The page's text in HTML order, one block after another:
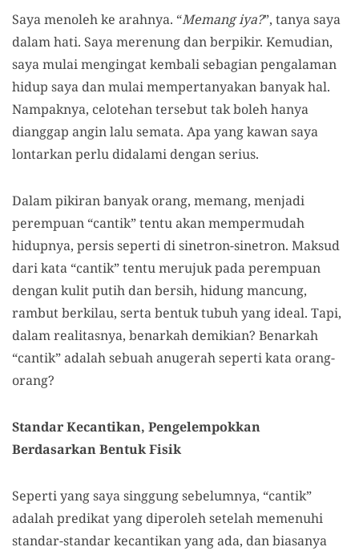
Saya menoleh ke arahnya. “Memang iya?”, tanya saya
dalam hati. Saya merenung dan berpikir. Kemudian,
saya mulai mengingat kembali sebagian pengalaman
hidup saya dan mulai mempertanyakan banyak hal.
Nampaknya, celotehan tersebut tak boleh hanya
dianggap angin lalu semata. Apa yang kawan saya
lontarkan perlu didalami dengan serius.
Dalam pikiran banyak orang, memang, menjadi
perempuan “cantik” tentu akan mempermudah
hidupnya, persis seperti di sinetron-sinetron. Maksud
dari kata “cantik” tentu merujuk pada perempuan
dengan kulit putih dan bersih, hidung mancung,
rambut berkilau, serta bentuk tubuh yang ideal. Tapi,
dalam realitasnya, benarkah demikian? Benarkah
“cantik” adalah sebuah anugerah seperti kata orang-
orang?
Standar Kecantikan, Pengelempokkan
Berdasarkan Bentuk Fisik
Seperti yang saya singgung sebelumnya, “cantik”
adalah predikat yang diperoleh setelah memenuhi
standar-standar kecantikan yang ada, dan biasanya